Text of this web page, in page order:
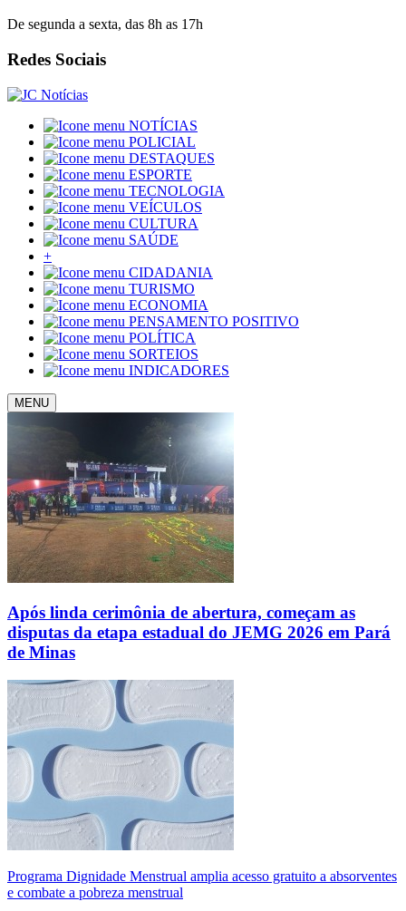
De segunda a sexta, das 8h as 17h
Redes Sociais
NOTÍCIAS
POLICIAL
DESTAQUES
ESPORTE
TECNOLOGIA
VEÍCULOS
CULTURA
SAÚDE
+
CIDADANIA
TURISMO
ECONOMIA
PENSAMENTO POSITIVO
POLÍTICA
SORTEIOS
INDICADORES
MENU
Após linda cerimônia de abertura, começam as
disputas da etapa estadual do JEMG 2026 em Pará
de Minas
Programa Dignidade Menstrual amplia acesso gratuito a absorventes
e combate a pobreza menstrual